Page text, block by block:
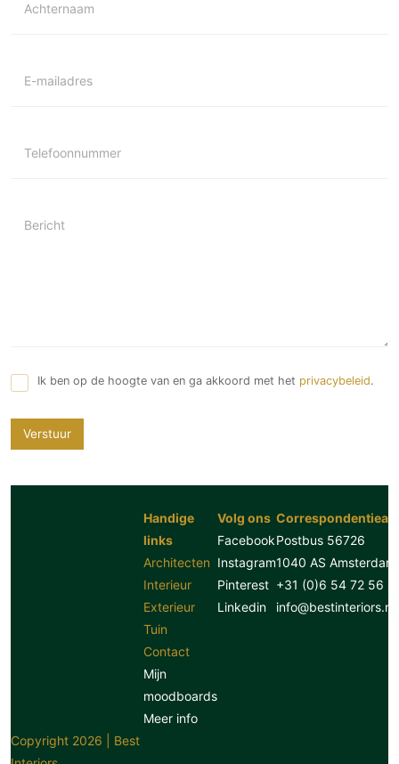
Achternaam
E-mailadres
Telefoonnummer
Bericht
Ik ben op de hoogte van en ga akkoord met het privacybeleid.
Verstuur
Handige
links
Architecten
Interieur
Exterieur
Tuin
Contact
Mijn
moodboards
Meer info
Volg ons
Facebook
Instagram
Pinterest
Linkedin
Postbus 56726
1040 AS Amsterdam
+31 (0)6 54 72 56
info@bestinteriors.nl
Copyright 2026 | Best